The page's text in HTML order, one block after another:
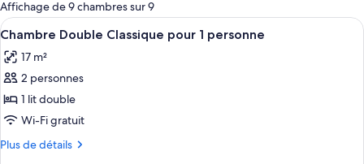
les
chambres
Affichage de 9 chambres sur 9
Afficher
toutes
les
photos
pour
ce
type
Une chambre d’hôtel avec un
5
Chambre Double Classique pour 1 personne
17 m²
2 personnes
1 lit double
Wi-Fi gratuit
Plus de détails
Plus